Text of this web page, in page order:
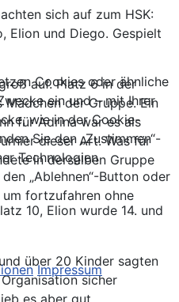
sich auf zum HSK:
Elion und Diego. Gespielt
auf. Platz 6 in der
der Gruppe. Ein
für Adrina war es als
dieser Art. Was für
in derselben Gruppe
10, Elion wurde 14. und
über 20 Kinder sagten
sicher
Cookies oder ähnliche
ein und – mit Ihrer
wie in der Cookie-
Sie den „Zustimmen“-
Technologien
„Ablehnen“-Button oder
um fortzufahren ohne
Impressum